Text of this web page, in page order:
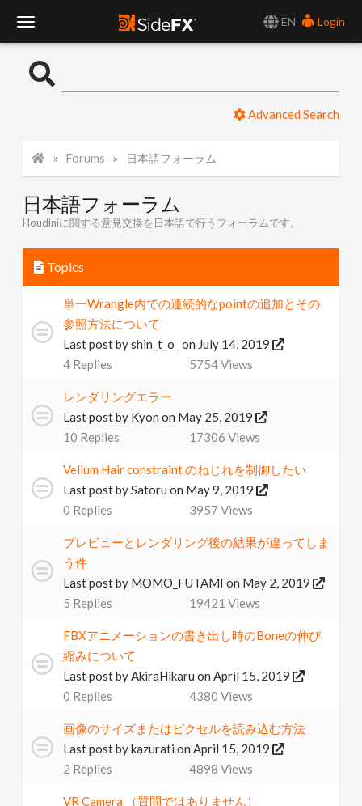
EN
Login
o
l
e
Advanced Search
Forums 日本語フォーラム
日本語フォーラム
Houdiniに関する意見交換を日本語で行うフォーラムです。
Topics
単一Wrangle内での連続的なpointの追加とその
参照方法について
Last post byshin_t_o_ on July 14, 2019
4 Replies 5754Views
レンダリングエラー
Last post by Kyon on May 25, 2019
10 Replies 17306 Views
Vellum Hair constraint のねじれを制御したい
Last post bySatoru on May 9, 2019
0 Replies 3957 Views
プレビューとレンダリング後の結果が違ってしま
う件
Last post by MOMO_FUTAMI on May 2, 2019
5 Replies 19421 Views
FBXアニメーションの書き出し時のBoneの伸び
縮みについて
Last post byAkiraHikaru on April 15, 2019
0 Replies 4380 Views
画像のサイズまたはピクセルを読み込む方法
Last post bykazurati on April 15, 2019
2 Replies 4898 Views
VR Camera （質問ではありません）